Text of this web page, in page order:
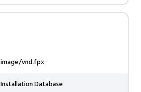
image/vnd.fpx
Installation Database